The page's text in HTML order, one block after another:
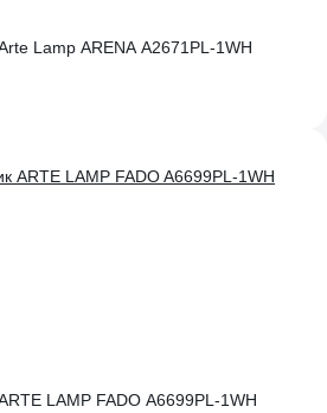
Lamp ARENA A2671PL-1WH
LAMP FADO A6699PL-1WH